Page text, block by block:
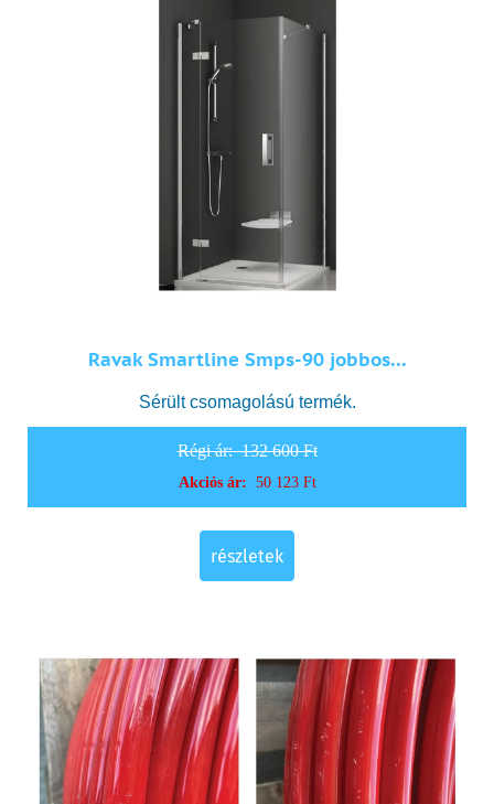
Ravak Smartline Smps-90 jobbos...
Sérült csomagolású termék.
Régi ár:132 600 Ft
Akciós ár: 50 123 Ft
részletek